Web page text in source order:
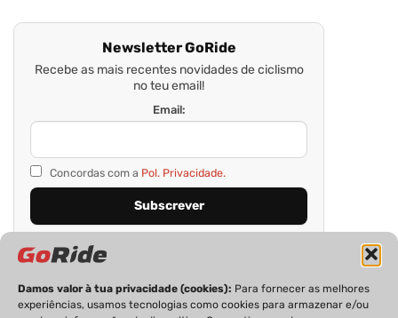
Damos valor à tua privacidade (cookies): Para fornecer as melhores
experiências, usamos tecnologias como cookies para armazenar e/ou
Newsletter GoRide
Recebe as mais recentes novidades de ciclismo
no teu email!
Email:
Concordas com a Pol. Privacidade.